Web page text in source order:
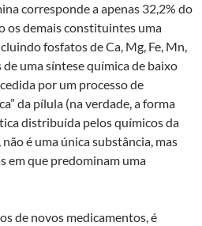
corresponde a apenas 32,2% do
os demais constituintes uma
fosfatos de Ca, Mg, Fe, Mn,
uma síntese química de baixo
por um processo de
da pílula (na verdade, a forma
distribuída pelos químicos da
é uma única substância, mas
em que predominam uma
de novos medicamentos, é